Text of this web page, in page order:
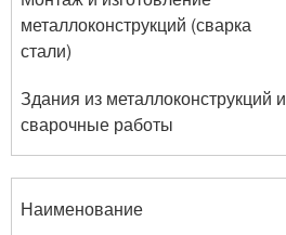
металлоконструкций (сварка
стали)
Здания из металлоконструкций и
сварочные работы
Наименование